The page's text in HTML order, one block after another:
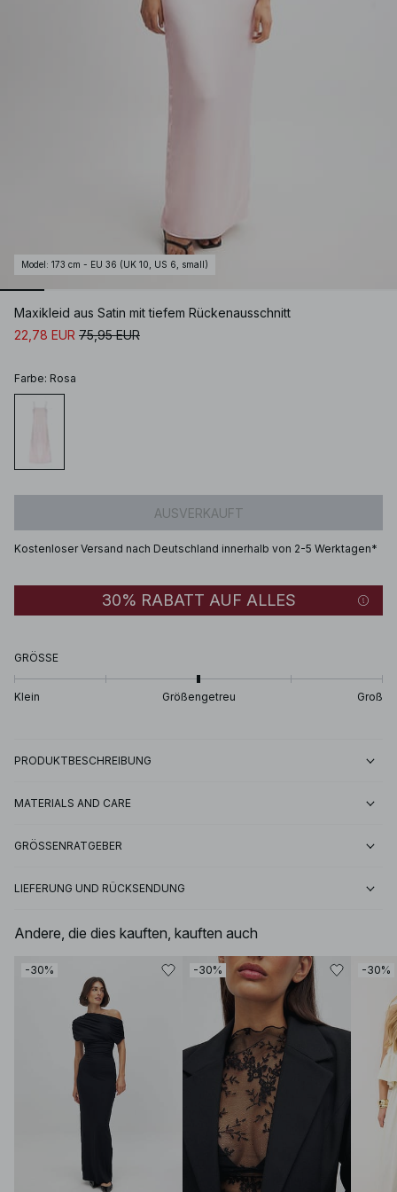
Model : 173 cm - EU 36 (UK 10, US 6, small)
Maxikleid aus Satin mit tiefem Rückenausschnitt
22,78 EUR 75,95 EUR
Farbe: Rosa
AUSVERKAUFT
Kostenloser Versand nach Deutschland innerhalb von 2-5 Werktagen*
30% RABATT AUF ALLES
GRÖSSE
Klein Größengetreu Groß
PRODUKTBESCHREIBUNG
MATERIALS AND CARE
GRÖSSENRATGEBER
LIEFERUNG UND RÜCKSENDUNG
Andere, die dies kauften, kauften auch
-30% -30% -30%